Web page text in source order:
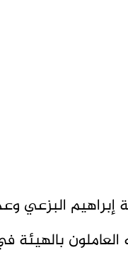
إبراهيم البزعي
بالهيئة